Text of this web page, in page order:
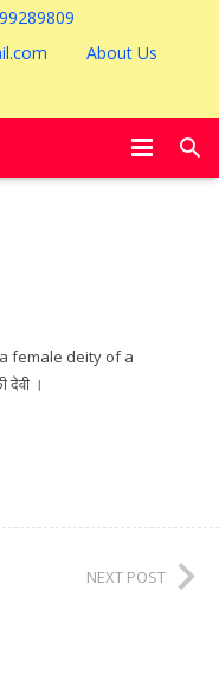
About Us
a female deity of a
देवी ।
NEXT POST